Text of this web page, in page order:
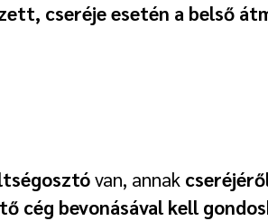
cseréje esetén a belső
van, annak
cég bevonásával kell